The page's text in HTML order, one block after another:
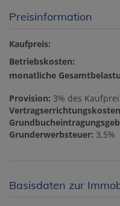
Preisinformation
Kaufpreis:
Betriebskosten:
monatliche
Provision: 3% des
Grunderwerbsteuer: 3,5%
Basisdaten zur